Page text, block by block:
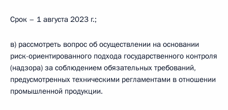
Срок – 1 августа 2023 г.;
в) рассмотреть вопрос об осуществлении на основании
риск-ориентированного подхода государственного контроля
(надзора) за соблюдением обязательных требований,
предусмотренных техническими регламентами в отношении
промышленной продукции.